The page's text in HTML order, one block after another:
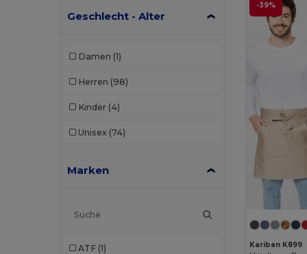
Geschlecht - Alter
Damen (1)
Herren (98)
Kinder (4)
Unisex (74)
Marken
ATF (1)
-39%
Kariban K899